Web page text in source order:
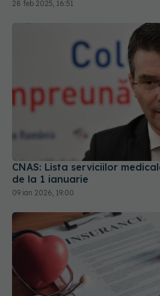
CNAS: Lista serviciilor
de la 1 ianuarie
09 ian 2026, 19:00